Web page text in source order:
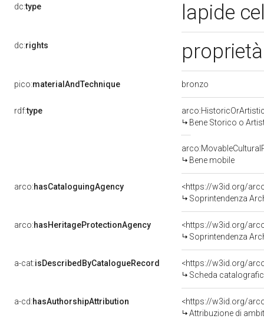
dc:type lapide
dc:rights
pico:materialAndTechnique bronzo
rdf:type
Bene Storico o
Bene mobile
arco:hasCataloguingAgency
<https://w3id.org/
Soprintendenza
arco:hasHeritageProtectionAgency
<https://w3id.org/
Soprintendenza
a-cat:isDescribedByCatalogueRecord
<https://w3id.org/
Scheda
a-cd:hasAuthorshipAttribution
<https://w3id.org/
Attribuzione di